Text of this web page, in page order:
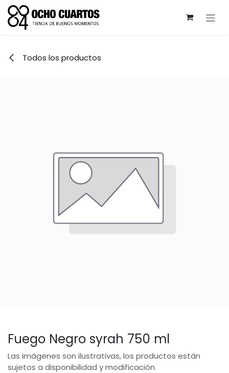
Ir al contenido
Todos los productos
Fuego Negro syrah 750 ml
Las imágenes son ilustrativas, los productos están
sujetos a disponibilidad y modificación.